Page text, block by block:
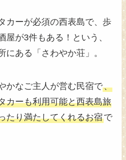
カーが必須の西表島で、歩
屋が3件もある！という、
にある「さわやか荘」。
かなご主人が営む民宿で、
カーも利用可能と西表島旅
たり満たしてくれるお宿で